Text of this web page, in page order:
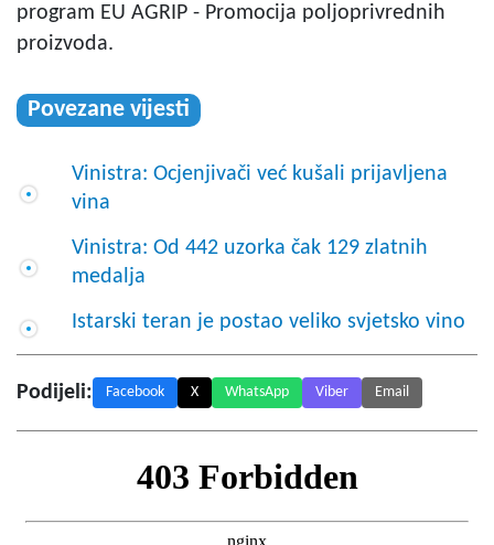
program EU AGRIP - Promocija poljoprivrednih
proizvoda.
Povezane vijesti
Vinistra: Ocjenjivači već kušali prijavljena
vina
Vinistra: Od 442 uzorka čak 129 zlatnih
medalja
Istarski teran je postao veliko svjetsko vino
Podijeli: Facebook X WhatsApp Viber Email